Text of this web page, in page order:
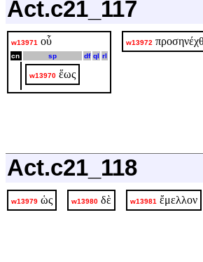
Act.c21_117
w13971 οὗ
cn sp df ql rl
w13970 ἕως
w13972
Act.c21_118
w13979 ὡς w13980 δὲ w13981 ἔμελλον